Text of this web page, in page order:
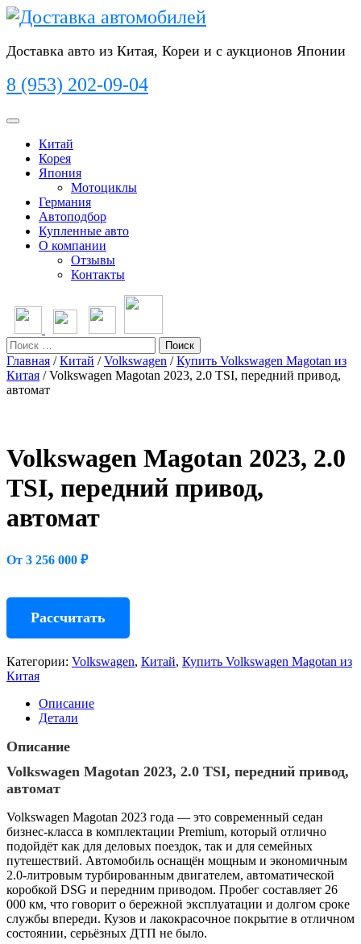
Перейти
Доставка авто из Китая, Кореи и с аукционов Японии
8 (953) 202-09-04
Кнопка
ОткрытьКитай
Корея
Япония
Мотоциклы
Германия
Автоподбор
Купленные авто
О компании
Отзывы
Контакты
Закрыть
Поиск
Главная /Китай /Volkswagen /Купить Volkswagen Magotan из
Китая / Volkswagen Magotan 2023, 2.0 TSI, передний привод,
автомат
Volkswagen Magotan 2023, 2.0
TSI, передний привод,
автомат
От 3 256 000 ₽
Рассчитать
Категории: Volkswagen, Китай, Купить Volkswagen Magotan из
Китая
Описание
Детали
Описание
Volkswagen Magotan 2023, 2.0 TSI, передний привод,
автомат
Volkswagen Magotan 2023 года — это современный седан
бизнес-класса в комплектации Premium, который отлично
подойдёт как для деловых поездок, так и для семейных
путешествий. Автомобиль оснащён мощным и экономичным
2.0-литровым турбированным двигателем, автоматической
коробкой DSG и передним приводом. Пробег составляет 26
000 км, что говорит о бережной эксплуатации и долгом сроке
службы впереди. Кузов и лакокрасочное покрытие в отличном
состоянии, серьёзных ДТП не было.